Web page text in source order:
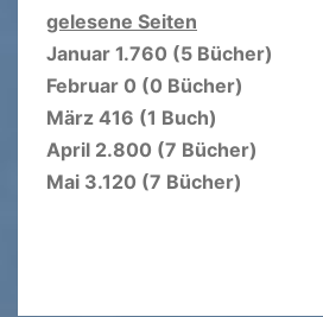
gelesene Seiten
Januar 1.760 (5 Bücher)
Februar 0 (0 Bücher)
März 416 (1 Buch)
April 2.800 (7 Bücher)
Mai 3.120 (7 Bücher)